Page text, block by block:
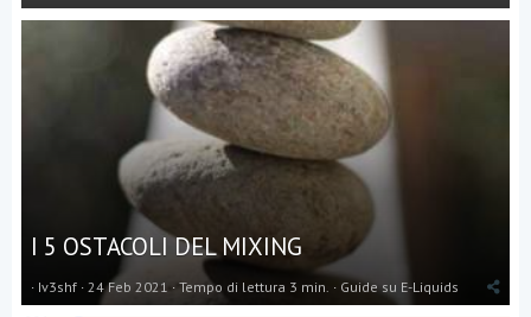
I 5 OSTACOLI DEL MIXING
Iv3shf 24 Feb 2021 Tempo di lettura 3 min. Guide su E-Liquids